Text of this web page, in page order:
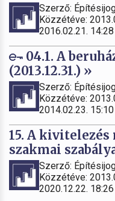
Szerző:
Közzétéve:
2016.02.21. 14:28
04.1. A
(2013.12.31.) »
Szerző:
Közzétéve:
2014.02.23. 15:10
15. A kivitelezés
szakmai
Szerző:
Közzétéve:
2020.12.22. 18:26